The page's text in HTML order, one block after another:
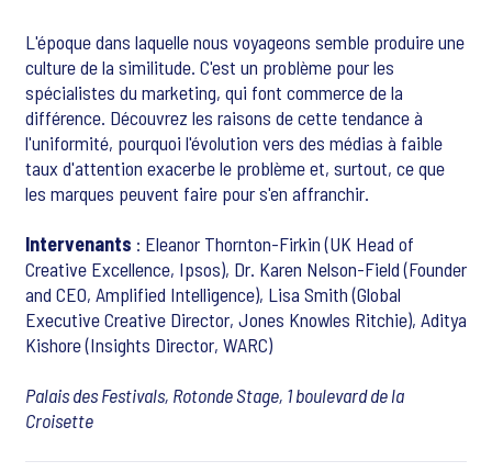
L'époque dans laquelle nous voyageons semble produire une
culture de la similitude. C'est un problème pour les
spécialistes du marketing, qui font commerce de la
différence. Découvrez les raisons de cette tendance à
l'uniformité, pourquoi l'évolution vers des médias à faible
taux d'attention exacerbe le problème et, surtout, ce que
les marques peuvent faire pour s'en affranchir.
Intervenants : Eleanor Thornton-Firkin (UK Head of
Creative Excellence, Ipsos), Dr. Karen Nelson-Field (Founder
and CEO, Amplified Intelligence), Lisa Smith (Global
Executive Creative Director, Jones Knowles Ritchie), Aditya
Kishore (Insights Director, WARC)
Palais des Festivals, Rotonde Stage, 1 boulevard de la
Croisette